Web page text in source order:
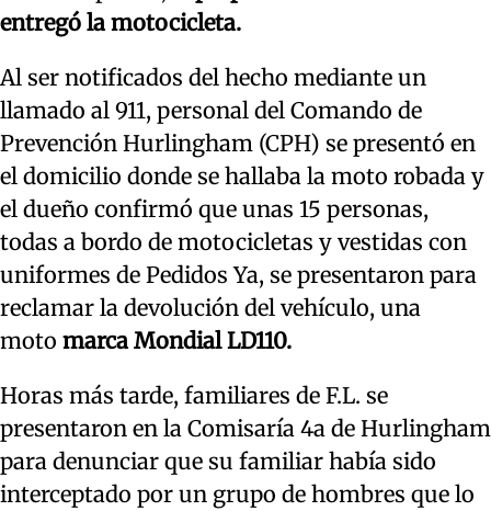
entregó la motocicleta.
Al ser notificados del hecho mediante un
llamado al 911, personal del Comando de
Prevención Hurlingham (CPH) se presentó en
el domicilio donde se hallaba la moto robada y
el dueño confirmó que unas 15 personas,
todas a bordo de motocicletas y vestidas con
uniformes de Pedidos Ya, se presentaron para
reclamar la devolución del vehículo, una
moto marca Mondial LD110.
Horas más tarde, familiares de F.L. se
presentaron en la Comisaría 4a de Hurlingham
para denunciar que su familiar había sido
interceptado por un grupo de hombres que lo